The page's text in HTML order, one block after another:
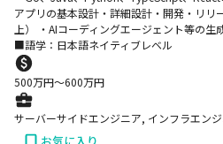
アプリの基本設計・詳細設計・開発・リリ
上） ・AIコーディングエージェント等の
■語学：日本語ネイティブレベル
500万円〜600万円
サーバーサイドエンジニア, インフラエン